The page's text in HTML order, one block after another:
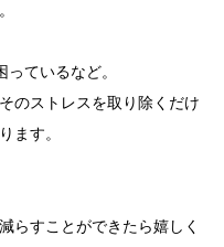
ているなど。
のストレスを取り除くだけ
ます。
らすことができたら嬉しく